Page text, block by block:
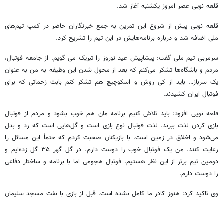
قلعه نویی عصر امروز یکشنبه آغاز شد.
قلعه نویی پیش ازشروع این تمرین به جمع خبرنگاران حاضر در کمپ تیم‌های
ملی اضافه شد و درباره برنامه‌هایش در این تیم را تشریح کرد.
سرمربی تیم ملی گفت: پیشاپیش عید نوروز را تبریک می گویم. از جامعه فوتبال،
مردم و باشگاه‌ها تشکر می‌کنم که بعد از محول شدن این وظیفه به من به عنوان
یک سرباز… باید ازکی روش و اسکوچیچ هم تشکر کنم بابت زحماتی که برای
فوتبال ایران کشیدند.
قلعه نویی افزود: باید تلاش کنیم برنامه مان هم خوب بشود و مردم از فوتبال
بازی کردن لذت ببرند. لذت فوتبال نوع بازی است و گل‌هایی است که رد و بدل
می‌شود و اخلاق در زمین است. با بازیکنان صحبتکردم که حتماً این مسائل را
رعایت کنند. من یک فوتبال خوب را دوست دارم. در گل گهر ۳۵ گل زده‌ایم و
دومین تیم برتر از این نظر هستیم. فوتبال هجومی اما با برنامه و ساختار دفاعی
را دوست دارم.
وی تاکید کرد: هنوز کادر ما کامل نشده است. قبل از بازی با نفت مسجد سلیمان